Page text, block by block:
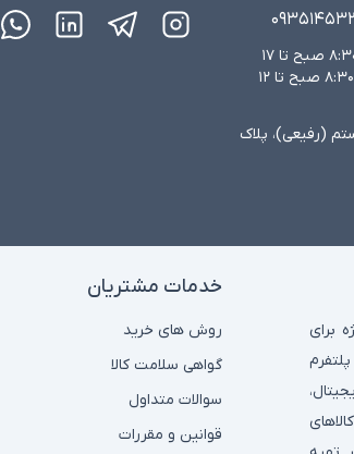
شنبه تا چهارشنبه از ساعت ۸:۳۰ صبح تا ۱۷
عصر و پنجشنبه‌ها از ساعت ۸:۳۰ صبح تا ۱۲
(رفیعی)، پلاک
برای
خدمات مشتریان
روش های خرید
گواهی سلامت کالا
سوالات متداول
قوانین و مقررات